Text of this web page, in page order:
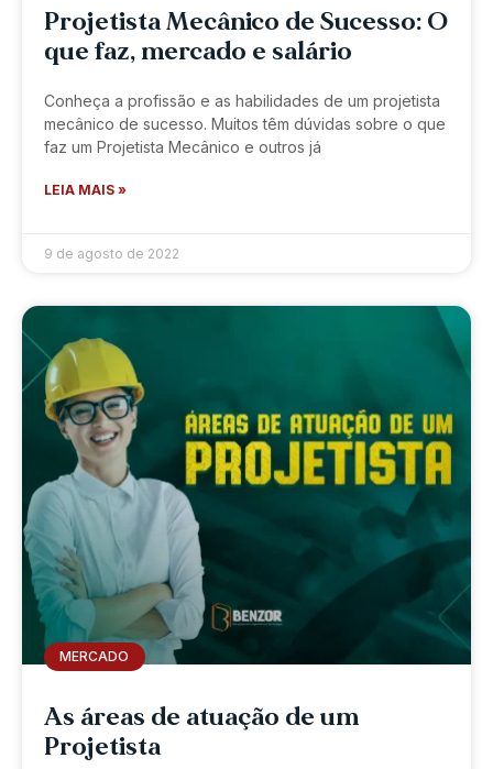
Projetista Mecânico de Sucesso: O
que faz, mercado e salário
Conheça a profissão e as habilidades de um projetista
mecânico de sucesso. Muitos têm dúvidas sobre o que
faz um Projetista Mecânico e outros já
LEIA MAIS »
9 de agosto de 2022
MERCADO
As áreas de atuação de um
Projetista